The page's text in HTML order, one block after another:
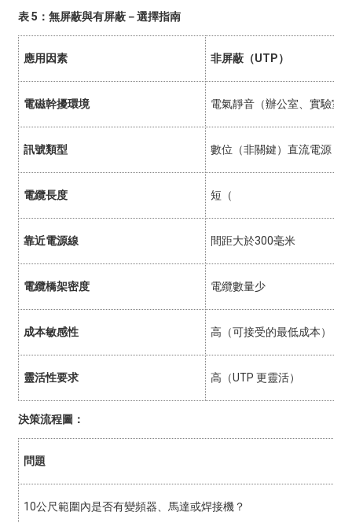
表 5：無屏蔽與有屏蔽－選擇指南
應用因素 非屏蔽（UTP）
電磁幹擾環境 電氣靜音（辦公室、實驗室
訊號類型 數位（非關鍵）直流電源
電纜長度 短（
靠近電源線 間距大於300毫米
電纜橋架密度 電纜數量少
成本敏感性 高（可接受的最低成本）
靈活性要求 高（UTP 更靈活）
決策流程圖：
問題
10公尺範圍內是否有變頻器、馬達或焊接機？